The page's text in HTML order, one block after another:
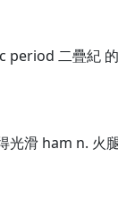
period 二疊紀
滑 ham n. 火